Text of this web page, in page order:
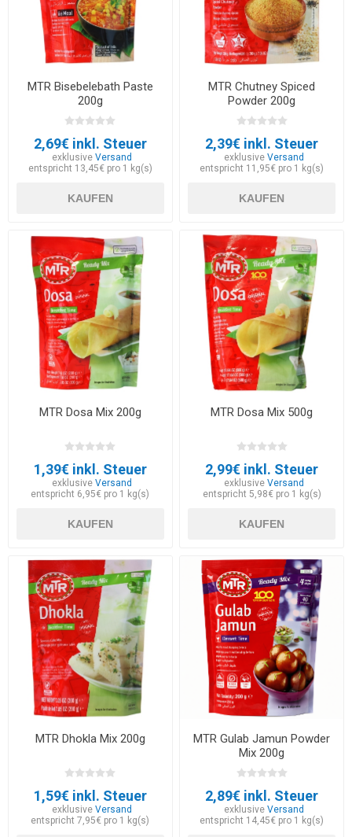
MTR Bisebelebath Paste
200g
2,69€ inkl. Steuer
exklusiveVersand
entspricht 13,45€ pro 1 kg(s)
KAUFEN
MTR Chutney Spiced
Powder 200g
2,39€ inkl. Steuer
exklusive Versand
entspricht 11,95€ pro 1 kg(s)
KAUFEN
MTR Dosa Mix 200g
1,39€ inkl. Steuer
exklusiveVersand
entspricht 6,95€ pro 1 kg(s)
KAUFEN
MTR Dosa Mix 500g
2,99€ inkl. Steuer
exklusive Versand
entspricht 5,98€ pro 1 kg(s)
KAUFEN
MTR Dhokla Mix 200g
1,59€ inkl. Steuer
exklusiveVersand
entspricht 7,95€ pro 1 kg(s)
MTR Gulab Jamun Powder
Mix 200g
2,89€ inkl. Steuer
exklusive Versand
entspricht 14,45€ pro 1 kg(s)